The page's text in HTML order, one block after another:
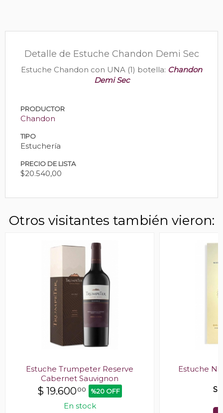
Detalle de Estuche Chandon Demi Sec
Estuche Chandon con UNA (1) botella: Chandon
Demi Sec
PRODUCTOR
Chandon
TIPO
Estuchería
PRECIO DE LISTA
$20.540,00
Otros visitantes también vieron:
Estuche Trumpeter Reserve
Cabernet Sauvignon
$ 19.60000 %20 OFF
En stock
Estuche